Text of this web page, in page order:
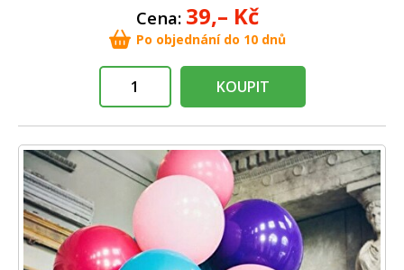
Cena: 39,– Kč
Po objednání do 10 dnů
KOUPIT